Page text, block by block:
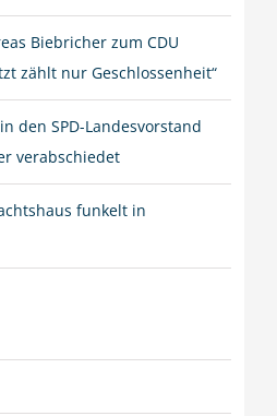
Biebricher zum CDU
zählt nur Geschlossenheit“
den SPD-Landesvorstand
verabschiedet
funkelt in